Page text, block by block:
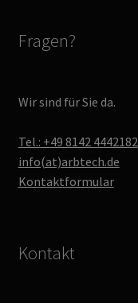
Fragen?
Wir sind für Sie da.
Tel.: +49 8142 4442182
info(at)arbtech.de
Kontaktformular
Kontakt